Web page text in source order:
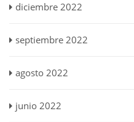
diciembre 2022
septiembre 2022
agosto 2022
junio 2022